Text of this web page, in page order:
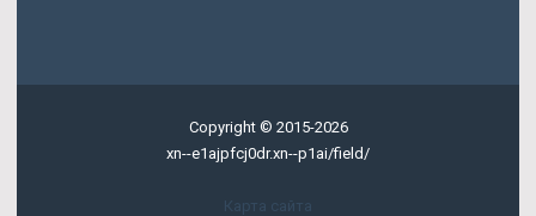
Copyright © 2015-2026
xn--e1ajpfcj0dr.xn--p1ai/field/
Карта сайта